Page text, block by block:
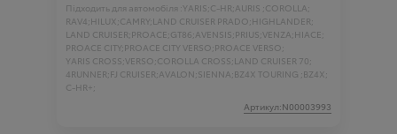
Підходить для автомобіля :YARIS;C-HR;AURIS ;COROLLA;
RAV4;HILUX;CAMRY;LAND CRUISER PRADO;HIGHLANDER;
LAND CRUISER;PROACE;GT86;AVENSIS;PRIUS;VENZA;HIACE;
PROACE CITY;PROACE CITY VERSO;PROACE VERSO;
YARIS CROSS;VERSO;COROLLA CROSS;LAND CRUISER 70;
4RUNNER;FJ CRUISER;AVALON;SIENNA;BZ4X TOURING ;BZ4X;
C-HR+;
Артикул:N00003993